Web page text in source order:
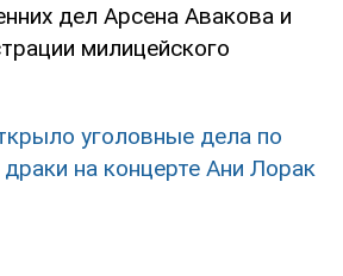
дел Арсена Авакова и
милицейского
уголовные дела по
на концерте Ани Лорак